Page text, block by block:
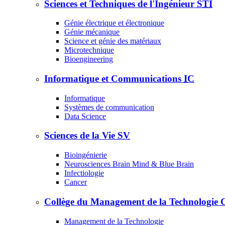
Sciences et Techniques de l'Ingénieur STI
Génie électrique et électronique
Génie mécanique
Science et génie des matériaux
Microtechnique
Bioengineering
Informatique et Communications IC
Informatique
Systèmes de communication
Data Science
Sciences de la Vie SV
Bioingénierie
Neurosciences Brain Mind & Blue Brain
Infectiologie
Cancer
Collège du Management de la Technologie
Management de la Technologie